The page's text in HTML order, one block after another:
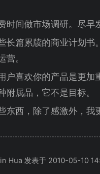
时间做市场调研。尽早
长篇累牍的商业计划书
营。
户喜欢你的产品是更加
附属品，它不是目标。
东西，除了感激外，我
Hua 发表于 2010-05-10